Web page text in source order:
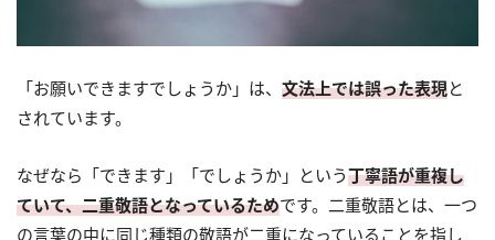
「お願いできますでしょうか」は、 文法上では誤った表現と
されています。
なぜなら「できます」「でしょうか」という丁寧語が重複し
ていて、二重敬語となっているためです。二重敬語とは、一つ
の言葉の中に同じ種類の敬語が二重になっていることを指し